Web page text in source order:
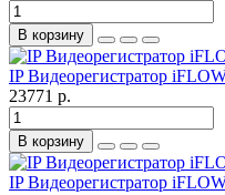
В корзину
IP Видеорегистратор
23771 р.
В корзину
IP Видеорегистратор